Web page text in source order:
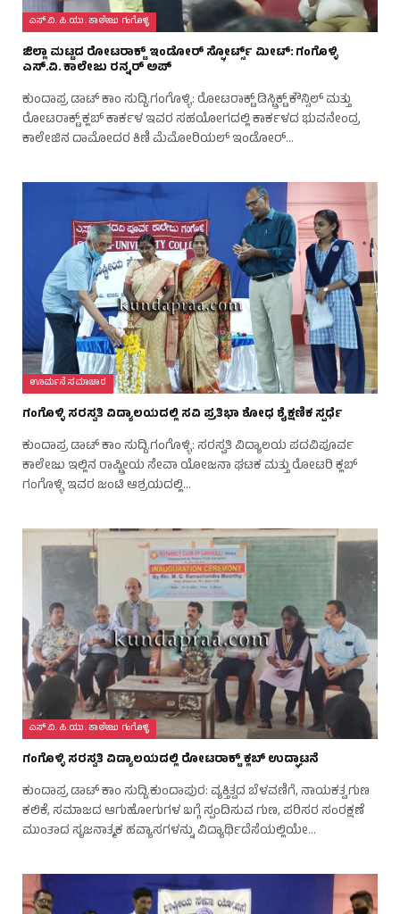
ಎಸ್.ವಿ. ಪಿ.ಯು. ಕಾಲೇಜು ಗಂಗೊಳ್ಳಿ
ಜಿಲ್ಲಾ ಮಟ್ಟದ ರೋಟರಾಕ್ಟ್ ಇಂಡೋರ್ ಸ್ಫೋರ್ಟ್ಸ್ ಮೀಟ್: ಗಂಗೊಳ್ಳಿ
ಎಸ್.ವಿ. ಕಾಲೇಜು ರನ್ನರ್ ಅಪ್
ಕುಂದಾಪ್ರ ಡಾಟ್ ಕಾಂ ಸುದ್ದಿ.ಗಂಗೊಳ್ಳಿ: ರೋಟರಾಕ್ಟ್ ಡಿಸ್ಟ್ರಿಕ್ಟ್ ಕೌನ್ಸಿಲ್ ಮತ್ತು
ರೋಟರಾಕ್ಟ್ ಕ್ಲಬ್ ಕಾರ್ಕಳ ಇವರ ಸಹಯೋಗದಲ್ಲಿ ಕಾರ್ಕಳದ ಭುವನೇಂದ್ರ
ಕಾಲೇಜಿನ ದಾಮೋದರ ಕಿಣಿ ಮೆಮೋರಿಯಲ್ ಇಂಡೋರ್…
ಊರ್ಮನೆ ಸಮಾಚಾರ
ಗಂಗೊಳ್ಳಿ ಸರಸ್ವತಿ ವಿದ್ಯಾಲಯದಲ್ಲಿ ಸವಿ ಪ್ರತಿಭಾ ಶೋಧ ಶೈಕ್ಷಣಿಕ ಸ್ಪರ್ಧೆ
ಕುಂದಾಪ್ರ ಡಾಟ್ ಕಾಂ ಸುದ್ದಿ.ಗಂಗೊಳ್ಳಿ: ಸರಸ್ವತಿ ವಿದ್ಯಾಲಯ ಪದವಿಪೂರ್ವ
ಕಾಲೇಜು ಇಲ್ಲಿನ ರಾಷ್ಟ್ರೀಯ ಸೇವಾ ಯೋಜನಾ ಘಟಕ ಮತ್ತು ರೋಟರಿ ಕ್ಲಬ್
ಗಂಗೊಳ್ಳಿ ಇವರ ಜಂಟಿ ಆಶ್ರಯದಲ್ಲಿ…
ಎಸ್.ವಿ. ಪಿ.ಯು. ಕಾಲೇಜು ಗಂಗೊಳ್ಳಿ
ಗಂಗೊಳ್ಳಿ ಸರಸ್ವತಿ ವಿದ್ಯಾಲಯದಲ್ಲಿ ರೋಟರಾಕ್ಟ್ ಕ್ಲಬ್ ಉದ್ಘಾಟನೆ
ಕುಂದಾಪ್ರ ಡಾಟ್ ಕಾಂ ಸುದ್ದಿ.ಕುಂದಾಪುರ: ವ್ಯಕ್ತಿತ್ವದ ಬೆಳವಣಿಗೆ, ನಾಯಕತ್ವ ಗುಣ
ಕಲಿಕೆ, ಸಮಾಜದ ಆಗುಹೋಗುಗಳ ಬಗ್ಗೆ ಸ್ಪಂದಿಸುವ ಗುಣ, ಪರಿಸರ ಸಂರಕ್ಷಣೆ
ಮುಂತಾದ ಸೃಜನಾತ್ಮಕ ಹವ್ಯಾಸಗಳನ್ನು ವಿದ್ಯಾರ್ಥಿದೆಸೆಯಲ್ಲಿಯೇ…